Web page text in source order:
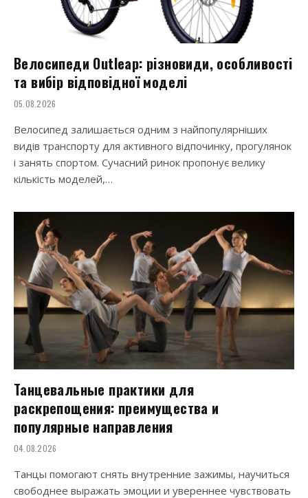
Велосипеди Outleap: різновиди, особливості
та вибір відповідної моделі
05.08.2026
Велосипед залишається одним з найпопулярніших
видів транспорту для активного відпочинку, прогулянок
і занять спортом. Сучасний ринок пропонує велику
кількість моделей,…
Танцевальные практики для
раскрепощения: преимущества и
популярные направления
04.08.2026
Танцы помогают снять внутренние зажимы, научиться
свободнее выражать эмоции и увереннее чувствовать